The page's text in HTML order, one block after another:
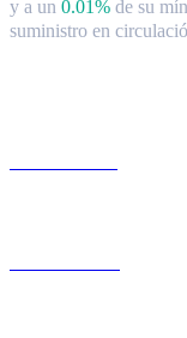
y a un 0.01% de su
suministro en